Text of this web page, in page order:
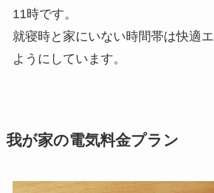
11時です。
就寝時と家にいない時間帯は快適
ようにしています。
我が家の電気料金プラン